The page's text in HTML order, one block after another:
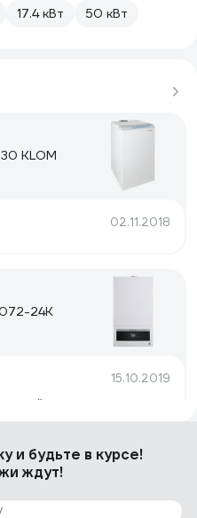
17.4 кВт 50 кВт
KLOM
02.11.2018
24K
15.10.2019
я про него уже и
KLOM
и будьте в курсе!
ждут!